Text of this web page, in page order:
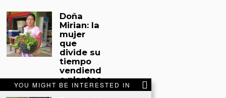
YOU MIGHT BE INTERESTED IN
Doña
Mirian: la
mujer
que
divide su
tiempo
vendiend
o plantas
y